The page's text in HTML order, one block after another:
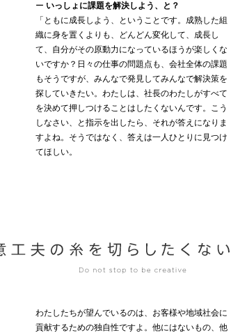
ー いっしょに課題を解決しよう、と？
「ともに成長しよう、ということです。成熟した組
織に身を置くよりも、どんどん変化して、成長し
て、自分がその原動力になっているほうが楽しくな
いですか？日々の仕事の問題点も、会社全体の課題
もそうですが、みんなで発見してみんなで解決策を
探していきたい。わたしは、社長のわたしがすべて
を決めて押しつけることはしたくないんです。こう
しなさい、と指示を出したら、それが答えになりま
すよね。そうではなく、答えは一人ひとりに見つけ
てほしい。
わたしたちが望んでいるのは、お客様や地域社会に
貢献するための独自性ですよ。他にはないもの、他